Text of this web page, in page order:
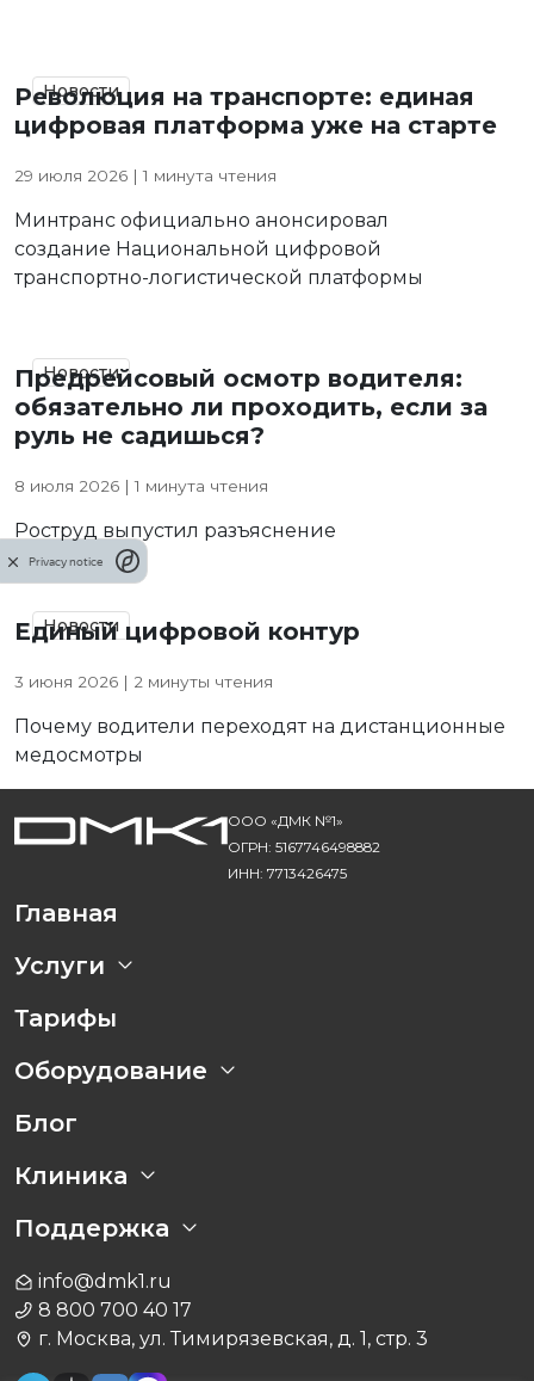
Новости
Революция на транспорте: единая
цифровая платформа уже на старте
29 июля 2026 | 1 минута чтения
Минтранс официально анонсировал
создание Национальной цифровой
транспортно-логистической платформы
Новости
Предрейсовый осмотр водителя:
обязательно ли проходить, если за
руль не садишься?
8 июля 2026 | 1 минута чтения
Роструд выпустил разъяснение
Новости
Единый цифровой контур
3 июня 2026 | 2 минуты чтения
Почему водители переходят на дистанционные
медосмотры
ООО «ДМК №1»
ОГРН: 5167746498882
ИНН: 7713426475
Главная
Услуги
Тарифы
Оборудование
Блог
Клиника
Поддержка
info@dmk1.ru
8 800 700 40 17
г. Москва, ул. Тимирязевская, д. 1, стр. 3
Privacy notice